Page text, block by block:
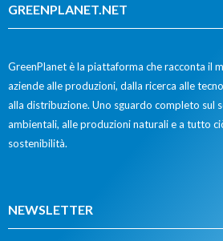
GREENPLANET.NET
GreenPlanet è la piattaforma che racconta il
aziende alle produzioni, dalla ricerca alle
alla distribuzione. Uno sguardo completo sul
ambientali, alle produzioni naturali e a tutto
sostenibilità.
NEWSLETTER